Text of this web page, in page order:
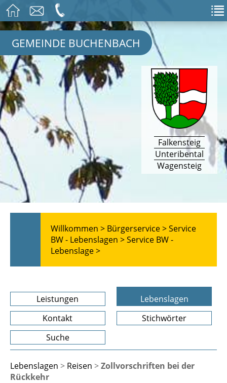
GEMEINDE BUCHENBACH
Falkensteig
Unteribental
Wagensteig
Willkommen > Bürgerservice >Service
BW - Lebenslagen >Service BW -
Lebenslage >
Leistungen
Lebenslagen
Kontakt
Stichwörter
Suche
Lebenslagen > Reisen >Zollvorschriften bei der
Rückkehr